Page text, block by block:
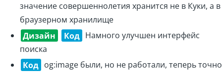
значение совершеннолетия хранится не в Куки, а в
браузерном хранилище
Дизайн
Код Намного улучшен интерфейс
поиска
Код og:image были, но не работали, теперь точно